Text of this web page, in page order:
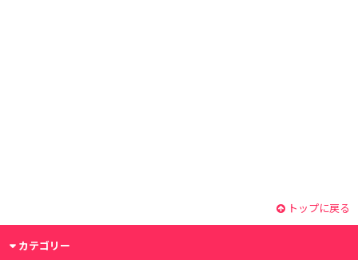
トップに戻る
カテゴリー